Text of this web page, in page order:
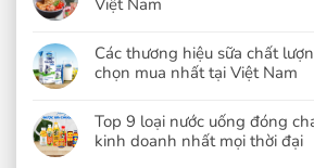
Các thương hiệu sữa chất
chọn mua nhất tại Việt Nam
Top 9 loại nước uống đóng
kinh doanh nhất mọi thời đại